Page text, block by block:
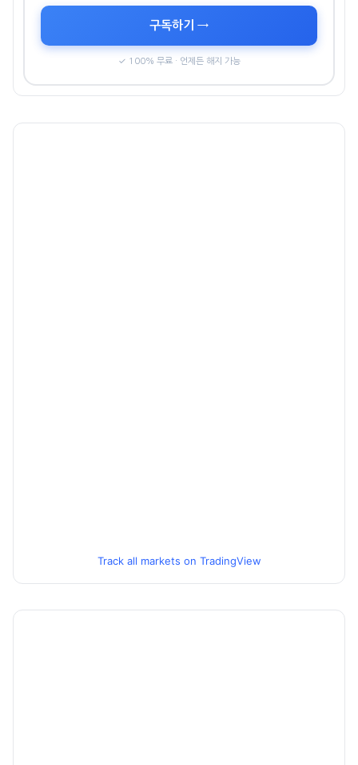
구독하기 →
✓ 100% 무료 · 언제든 해지 가능
Track all markets on TradingView